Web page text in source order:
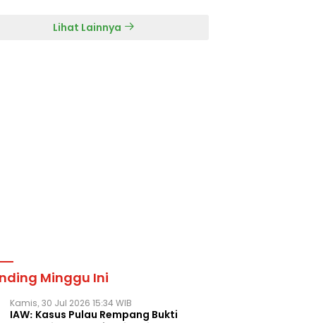
Lihat Lainnya
Minggu Ini
Kamis, 30 Jul 2026 15:34 WIB
IAW: Kasus Pulau Rempang Bukti